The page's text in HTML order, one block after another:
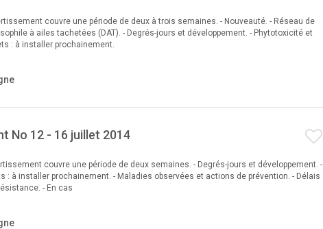
couvre une période de deux à trois semaines. - Nouveauté. - Réseau de
à ailes tachetées (DAT). - Degrés-jours et développement. - Phytotoxicité et
: à installer prochainement.
No 12 - 16 juillet 2014
couvre une période de deux semaines. - Degrés-jours et développement. -
: à installer prochainement. - Maladies observées et actions de prévention. - Délais
- En cas